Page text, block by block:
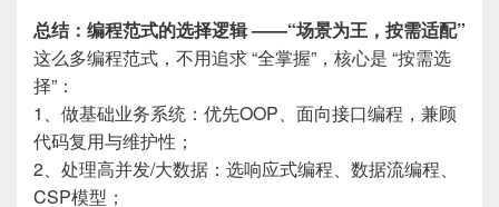
总结：编程范式的选择逻辑 ——“场景为王，按需适配”
这么多编程范式，不用追求 “全掌握”，核心是 “按需选
择”：
1、做基础业务系统：优先OOP、面向接口编程，兼顾
代码复用与维护性；
2、处理高并发/大数据：选响应式编程、数据流编程、
CSP模型；